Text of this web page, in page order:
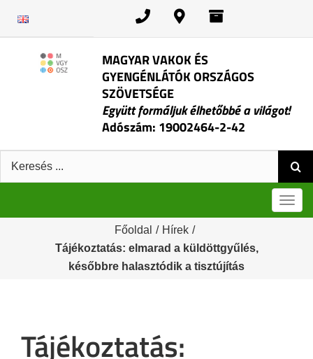
MAGYAR VAKOK ÉS
GYENGÉNLÁTÓK ORSZÁGOS
SZÖVETSÉGE
Együtt formáljuk élhetőbbé a világot!
Adószám: 19002464-2-42
Keresés:
Főoldal / Hírek /
Tájékoztatás: elmarad a küldöttgyűlés,
későbbre halasztódik a tisztújítás
Tájékoztatás: